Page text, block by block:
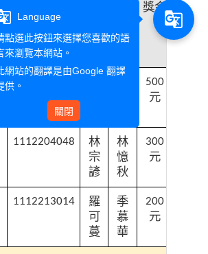
老
獎金
1112202003 500
元
1112204048
林
宗
諺
林
憶
秋
300
元
1112213014
羅
可
蔓
季
慕
華
200
元
Language
點選此按鈕來選擇您喜歡的語
來瀏覽本網站。
網站的翻譯是由Google 翻譯
供。
關閉
g_translate